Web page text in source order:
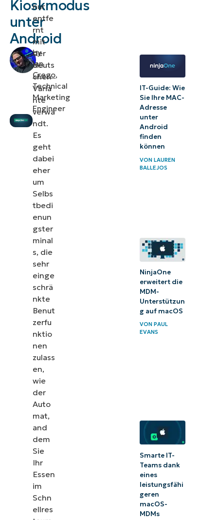
Kioskmodus
unter
Android
by
Ian
Crego,
Technical
Marketing
Engineer
nur
entfe
rnt
mit
der
deuts
chen
Varia
nte
verwa
ndt.
Es
geht
dabei
eher
um
Selbs
tbedi
enun
gster
minal
s, die
sehr
einge
schrä
nkte
Benut
zerfu
nktio
nen
zulass
en,
wie
der
Auto
mat,
and
dem
Sie
Ihr
Essen
im
Schn
ellres
IT-Guide: Wie
Sie Ihre MAC-
Adresse
unter
Android
finden
können
VON LAUREN
BALLEJOS
NinjaOne
erweitert die
MDM-
Unterstützun
g auf macOS
VON PAUL
EVANS
Smarte IT-
Teams dank
eines
leistungsfähi
geren
macOS-
MDMs